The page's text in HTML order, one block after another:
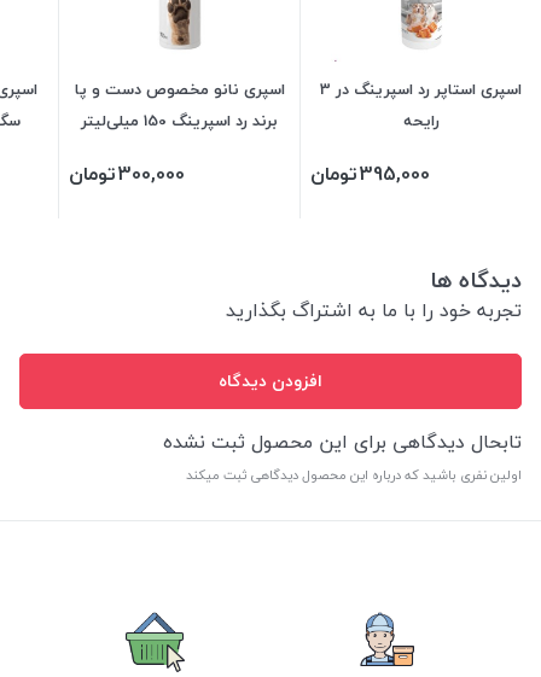
اسپری استاپر رد اسپرینگ در 3
رایحه
395,000تومان
اسپری نانو مخصوص دست و پا
برند رد اسپرینگ 150 میلی‌لیتر
300,000تومان
دیدگاه ها
تجربه خود را با ما به اشتراگ بگذارید
افزودن دیدگاه
تابحال دیدگاهی برای این محصول ثبت نشده
اولین نفری باشید که درباره این محصول دیدگاهی ثبت میکند